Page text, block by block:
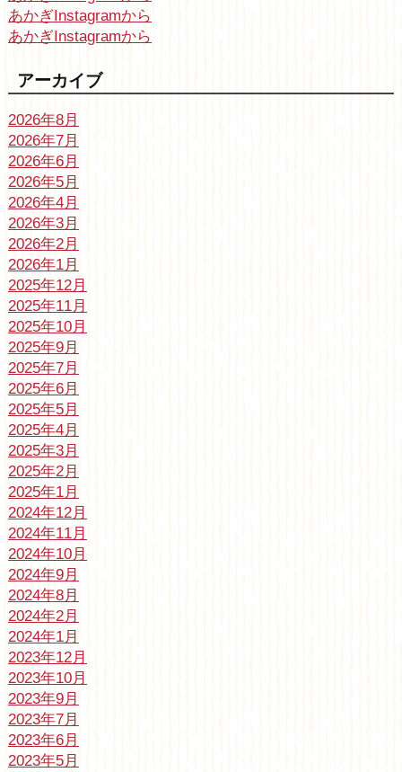
あかぎInstagramから
あかぎInstagramから
アーカイブ
2026年8月
2026年7月
2026年6月
2026年5月
2026年4月
2026年3月
2026年2月
2026年1月
2025年12月
2025年11月
2025年10月
2025年9月
2025年7月
2025年6月
2025年5月
2025年4月
2025年3月
2025年2月
2025年1月
2024年12月
2024年11月
2024年10月
2024年9月
2024年8月
2024年2月
2024年1月
2023年12月
2023年10月
2023年9月
2023年7月
2023年6月
2023年5月